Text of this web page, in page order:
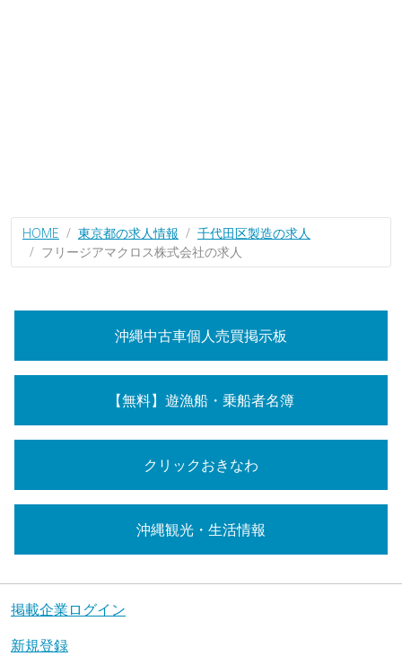
HOME 東京都の求人情報
千代田区製造の求人
フリージアマクロス株式会社の求人
沖縄中古車個人売買掲示板
【無料】遊漁船・乗船者名簿
クリックおきなわ
沖縄観光・生活情報
掲載企業ログイン
新規登録